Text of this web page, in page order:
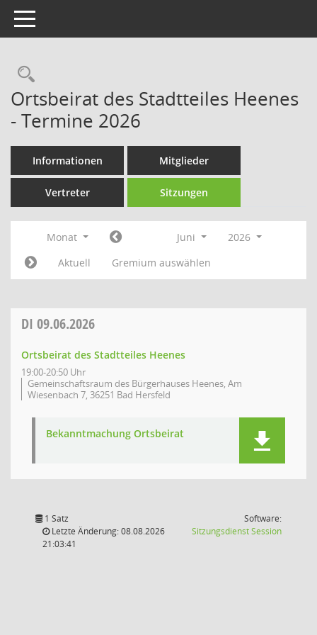
Toggle navigation
Rechercheauswahl
Ortsbeirat des Stadtteiles Heenes
- Termine 2026
Informationen Mitglieder
Vertreter Sitzungen
Monat Juni
2026
Aktuell
Gremium auswählen
DI 09.06.2026
Ortsbeirat des Stadtteiles Heenes
19:00-20:50 Uhr
Gemeinschaftsraum des Bürgerhauses Heenes, Am
Wiesenbach 7, 36251 Bad Hersfeld
Bekanntmachung Ortsbeirat
1 Satz
Letzte Änderung: 08.08.2026
21:03:41
Software:
SitzungsdienstSession(Wird in